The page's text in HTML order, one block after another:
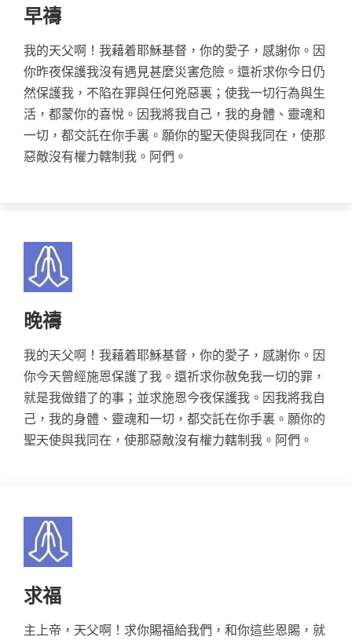
早禱
我的天父啊！我藉着耶穌基督，你的愛子，感謝你。因
你昨夜保護我沒有遇見甚麼災害危險。還祈求你今日仍
然保護我，不陷在罪與任何兇惡裏；使我一切行為與生
活，都蒙你的喜悅。因我將我自己，我的身體、靈魂和
一切，都交託在你手裏。願你的聖天使與我同在，使那
惡敵沒有權力轄制我。阿們。
晚禱
我的天父啊！我藉着耶穌基督，你的愛子，感謝你。因
你今天曾經施恩保護了我。還祈求你赦免我一切的罪，
就是我做錯了的事；並求施恩今夜保護我。因我將我自
己，我的身體、靈魂和一切，都交託在你手裏。願你的
聖天使與我同在，使那惡敵沒有權力轄制我。阿們。
求福
主上帝，天父啊！求你賜福給我們，和你這些恩賜，就